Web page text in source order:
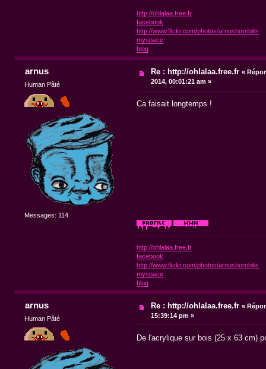
http://ohlalaa.free.fr
facebook
http://www.flickr.com/photos/arnushorribilis
myspace
blog
arnus
Human Pâté
Messages: 114
Re : http://ohlalaa.free.fr «
2014, 00:01:21 am »
Ca faisait longtemps !
http://ohlalaa.free.fr
facebook
http://www.flickr.com/photos/arnushorribilis
myspace
blog
arnus
Human Pâté
Re : http://ohlalaa.free.fr «
15:39:14 pm »
De l'acrylique sur bois (25 x 63 cm)